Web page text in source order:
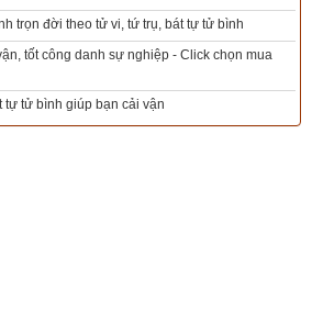
tài theo bạn! Giao sim miễn phí
0x - 9x - 8x -7x -6x giá rẻ nhất thị trường - Click